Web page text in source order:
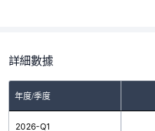
詳細數據
年度/季度
2026-Q1